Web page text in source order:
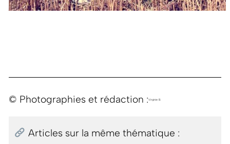
© Photographies et rédaction :Virginie B.
Articles sur la même thématique :